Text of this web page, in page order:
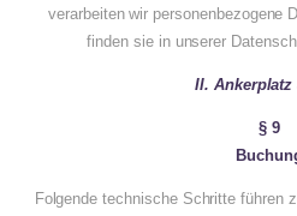
verarbeiten wir personenbezogene
finden sie in unserer
II. Ankerplatz
§ 9
Folgende technische Schritte führen